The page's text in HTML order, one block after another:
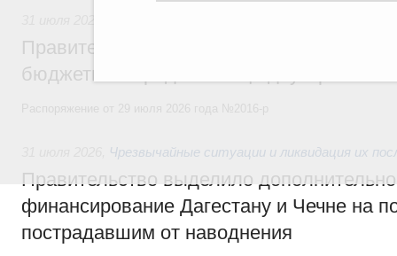
Правительство спишет часть
бюджетным кредитам ещё двум
Чрезвычайные ситуации и ликвидация их
Правительство выделило
финансирование Дагестану и Чечне на
пострадавшим от наводнения